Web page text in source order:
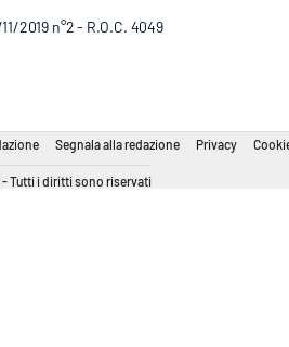
2019 n°2 - R.O.C. 4049
Segnala alla redazione Privacy
Tutti i diritti sono riservati